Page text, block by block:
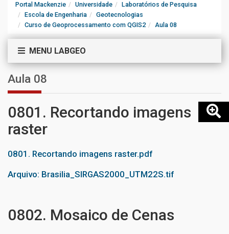
Portal Mackenzie Universidade
Laboratórios de Pesquisa
Escola de Engenharia
Geotecnologias
Curso de Geoprocessamento com QGIS2
Aula 08
MENU LABGEO
Aula 08
0801. Recortando imagens
raster
0801. Recortando imagens raster.pdf
Arquivo: Brasilia_SIRGAS2000_UTM22S.tif
0802. Mosaico de Cenas